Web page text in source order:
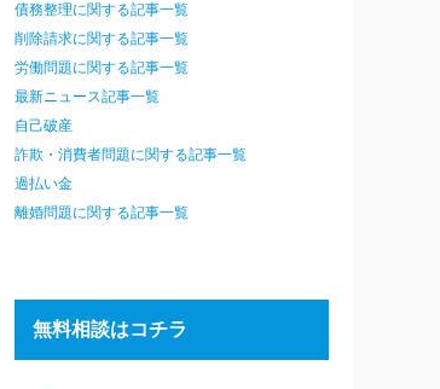
債務整理に関する記事一覧
削除請求に関する記事一覧
労働問題に関する記事一覧
最新ニュース記事一覧
自己破産
詐欺・消費者問題に関する記事一覧
過払い金
離婚問題に関する記事一覧
無料相談はコチラ